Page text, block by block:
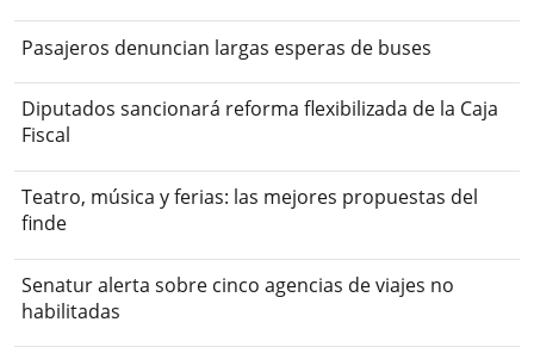
Pasajeros denuncian largas esperas de buses
Diputados sancionará reforma flexibilizada de la Caja
Fiscal
Teatro, música y ferias: las mejores propuestas del
finde
Senatur alerta sobre cinco agencias de viajes no
habilitadas